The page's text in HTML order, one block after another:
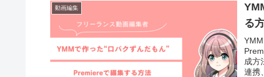
動画編集
る
成方
連携